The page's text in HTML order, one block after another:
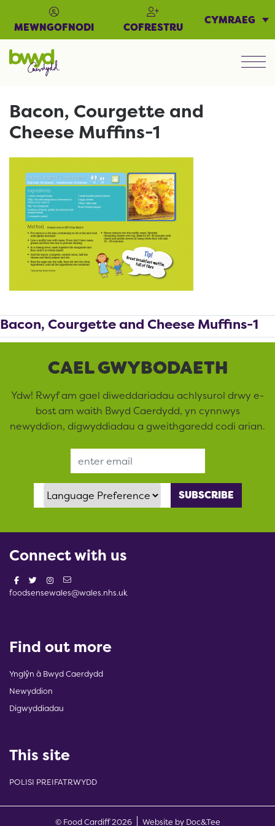
MEWNGOFNODI COFRESTRU
CYMRAEG
Bacon, Courgette and
Cheese Muffins-1
Bacon, Courgette and Cheese Muffins-1
CAEL GWYBODAETH
Ydw! Rwyf am gael diweddariadau achlysurol drwy e-
bost am waith Bwyd Caerdydd, yn cynnwys
newyddion, digwyddiadau a gweithgaredd codi arian.
Language Preference
Connect with us
foodsensewales@wales.nhs.uk
Find out more
Ynglŷn â Bwyd Caerdydd
Newyddion
Digwyddiadau
This site
POLISI PREIFATRWYDD
© Food Cardiff 2026 Website by Doc&Tee(opens new